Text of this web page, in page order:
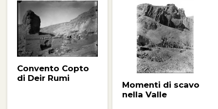
Convento Copto
di Deir Rumi
Momenti di scavo
nella Valle